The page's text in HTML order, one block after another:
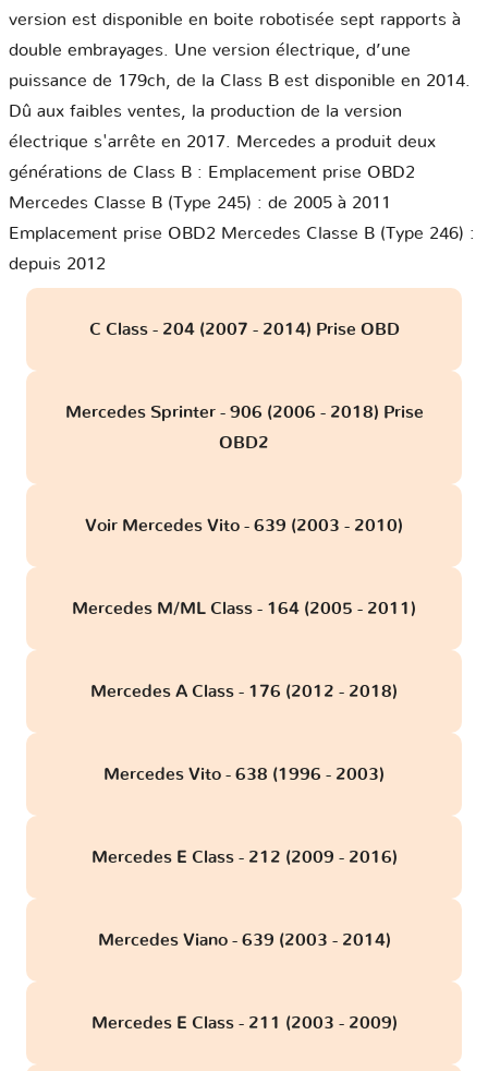
version est disponible en boite robotisée sept rapports à
double embrayages. Une version électrique, d’une
puissance de 179ch, de la Class B est disponible en 2014.
Dû aux faibles ventes, la production de la version
électrique s'arrête en 2017. Mercedes a produit deux
générations de Class B : Emplacement prise OBD2
Mercedes Classe B (Type 245) : de 2005 à 2011
Emplacement prise OBD2 Mercedes Classe B (Type 246) :
depuis 2012
C Class - 204 (2007 - 2014) Prise OBD
Mercedes Sprinter - 906 (2006 - 2018) Prise
OBD2
Voir Mercedes Vito - 639 (2003 - 2010)
Mercedes M/ML Class - 164 (2005 - 2011)
Mercedes A Class - 176 (2012 - 2018)
Mercedes Vito - 638 (1996 - 2003)
Mercedes E Class - 212 (2009 - 2016)
Mercedes Viano - 639 (2003 - 2014)
Mercedes E Class - 211 (2003 - 2009)